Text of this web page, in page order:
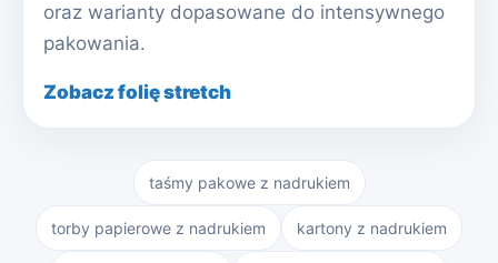
oraz warianty dopasowane do intensywnego
pakowania.
Zobacz folię stretch
taśmy pakowe z nadrukiem
torby papierowe z nadrukiem kartony z nadrukiem